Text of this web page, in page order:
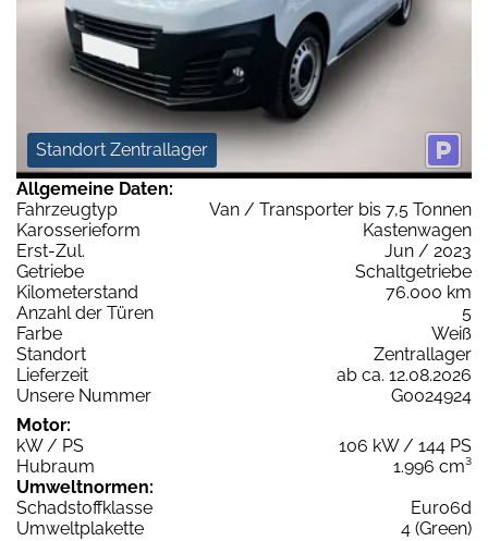
Standort Zentrallager
Allgemeine Daten:
Fahrzeugtyp
Van / Transporter bis 7,5 Tonnen
Karosserieform
Kastenwagen
Erst-Zul.
Jun / 2023
Getriebe
Schaltgetriebe
Kilometerstand
76.000 km
Anzahl der Türen
5
Farbe
Weiß
Standort
Zentrallager
Lieferzeit
ab ca. 12.08.2026
Unsere Nummer
G0024924
Motor:
kW / PS
106 kW / 144 PS
Hubraum
1.996 cm³
Umweltnormen:
Schadstoffklasse
Euro6d
Umweltplakette
4 (Green)